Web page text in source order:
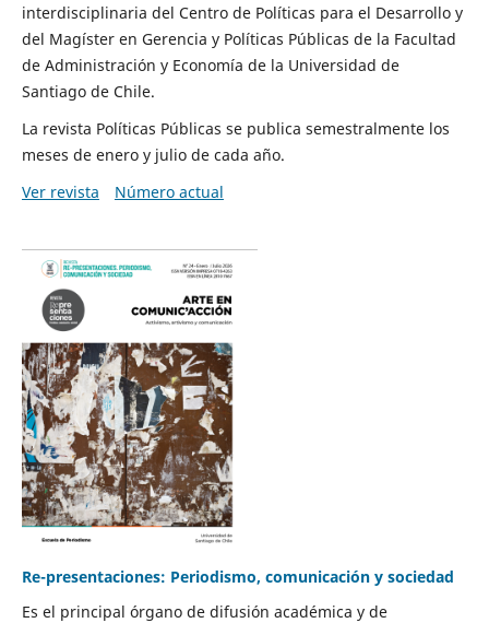
interdisciplinaria del Centro de Políticas para el Desarrollo y
del Magíster en Gerencia y Políticas Públicas de la Facultad
de Administración y Economía de la Universidad de
Santiago de Chile.
La revista Políticas Públicas se publica semestralmente los
meses de enero y julio de cada año.
Ver revista
Número actual
Re-presentaciones: Periodismo, comunicación y sociedad
Es el principal órgano de difusión académica y de